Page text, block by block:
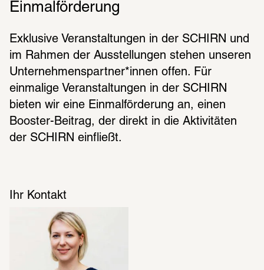
Einmalförderung
Exklusive Veranstaltungen in der SCHIRN und
im Rahmen der Ausstellungen stehen unseren
Unternehmenspartner*innen offen. Für
einmalige Veranstaltungen in der SCHIRN
bieten wir eine Einmalförderung an, einen
Booster-Beitrag, der direkt in die Aktivitäten
der SCHIRN einfließt.
Ihr Kontakt